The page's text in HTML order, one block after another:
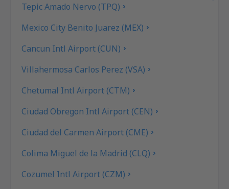
Tepic Amado Nervo (TPQ)
Mexico City Benito Juarez (MEX)
Cancun Intl Airport (CUN)
Villahermosa Carlos Perez (VSA)
Chetumal Intl Airport (CTM)
Ciudad Obregon Intl Airport (CEN)
Ciudad del Carmen Airport (CME)
Colima Miguel de la Madrid (CLQ)
Cozumel Intl Airport (CZM)